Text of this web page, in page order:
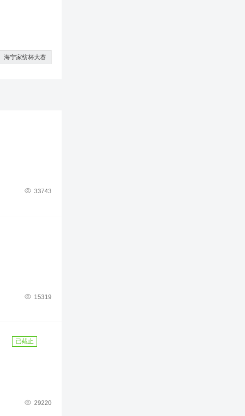
海宁家纺杯大赛
 33743
 15319
已截止
 29220